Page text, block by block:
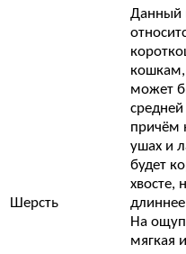
Шерсть
Данный
может
причём
ушах и
будет
хвосте,
На
мягкая и